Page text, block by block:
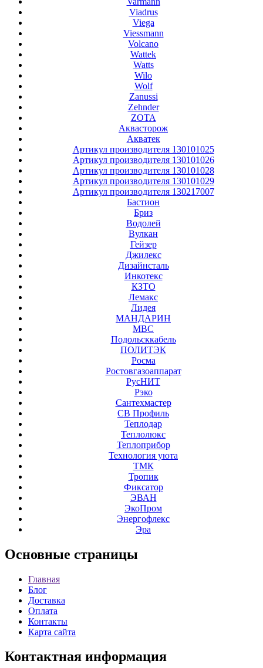
Viadrus
Viega
Viessmann
Volcano
Wattek
Watts
Wilo
Wolf
Zanussi
Zehnder
ZOTA
Аквасторож
Акватек
Артикул производителя 130101025
Артикул производителя 130101026
Артикул производителя 130101028
Артикул производителя 130101029
Артикул производителя 130217007
Бастион
Бриз
Водолей
Вулкан
Гейзер
Джилекс
Дизайнсталь
Инкотекс
КЗТО
Лемакс
Лидея
МАНДАРИН
МВС
Подольсккабель
ПОЛИТЭК
Росма
Ростовгазоаппарат
РусНИТ
Рэко
Сантехмастер
СВ Профиль
Теплодар
Теплолюкс
Теплоприбор
Технология уюта
ТМК
Тропик
Фиксатор
ЭВАН
ЭкоПром
Энергофлекс
Эра
Основные страницы
Главная
Блог
Доставка
Оплата
Контакты
Карта сайта
Контактная информация